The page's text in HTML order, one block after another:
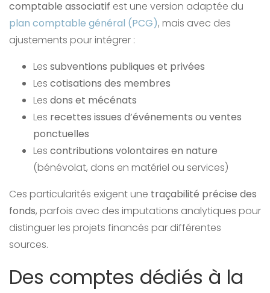
comptable associatif est une version adaptée du
plan comptable général (PCG), mais avec des
ajustements pour intégrer :
Les subventions publiques et privées
Les cotisations des membres
Les dons et mécénats
Les recettes issues d’événements ou ventes
ponctuelles
Les contributions volontaires en nature
(bénévolat, dons en matériel ou services)
Ces particularités exigent une traçabilité précise des
fonds, parfois avec des imputations analytiques pour
distinguer les projets financés par différentes
sources.
Des comptes dédiés à la